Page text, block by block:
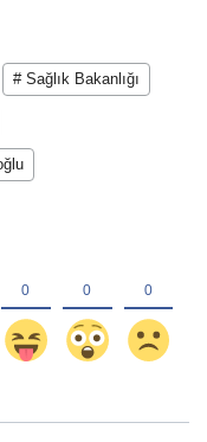
# Sağlık Bakanlığı